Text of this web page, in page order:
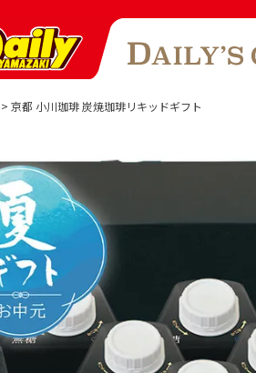
京都 小川珈琲 炭焼珈琲リキッドギフト